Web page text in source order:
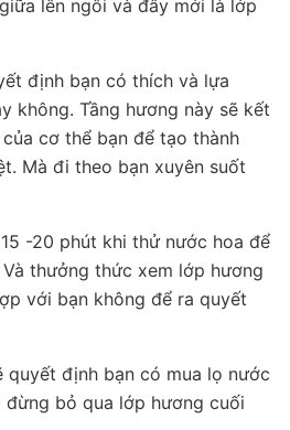
lên ngôi và đây mới là lớp
định bạn có thích và lựa
không. Tầng hương này sẽ kết
cơ thể bạn để tạo thành
Mà đi theo bạn xuyên suốt
-20 phút khi thử nước hoa để
thưởng thức xem lớp hương
với bạn không để ra quyết
quyết định bạn có mua lọ nước
đừng bỏ qua lớp hương cuối